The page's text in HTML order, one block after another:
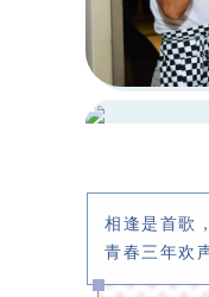
相逢是首歌
青春三年欢